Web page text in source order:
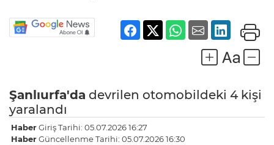
Şanlıurfa'da devrilen otomobildeki 4 kişi
yaralandı
HaberGiriş Tarihi: 05.07.2026 16:27
HaberGüncellenme Tarihi: 05.07.2026 16:30